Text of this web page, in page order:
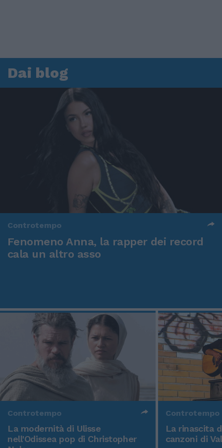
Dai blog
Controtempo
Fenomeno Anna, la rapper dei record
cala un altro asso
Controtempo
La modernità di Ulisse
nell'Odissea pop di Christopher
Controtempo
La rinascita
canzoni di